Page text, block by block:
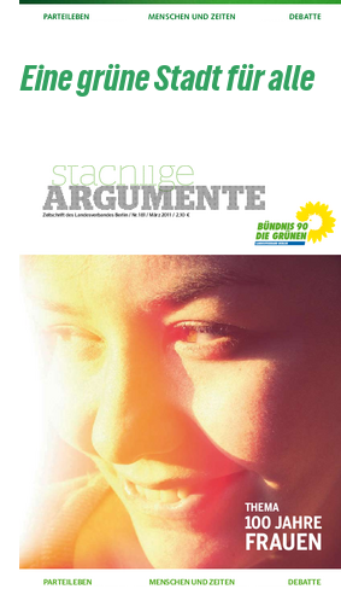
Eine grüne Stadt für alle